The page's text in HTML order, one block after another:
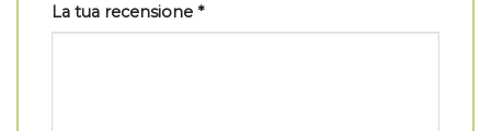
La tua recensione *